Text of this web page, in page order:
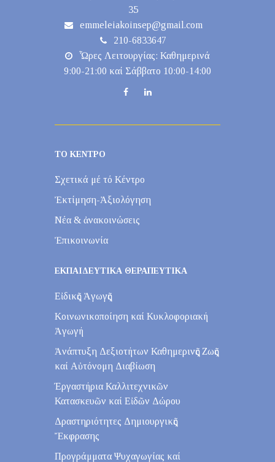
35
emmeleiakoinsep@gmail.com
210-6833647
Ὧρες Λειτουργίας: Καθημερινά
9:00-21:00 καί Σάββατο 10:00-14:00
ΤΟ ΚΕΝΤΡΟ
Σχετικά μέ τό Κέντρο
Ἐκτίμηση-Ἀξιολόγηση
Νέα & ἀνακοινώσεις
Ἐπικοινωνία
ΕΚΠΑΙΔΕΥΤΙΚΑ ΘΕΡΑΠΕΥΤΙΚΑ
Εἰδικῆς Ἀγωγῆς
Κοινωνικοποίηση καί Κυκλοφοριακή
Ἀγωγή
Ἀνάπτυξη Δεξιοτήτων Καθημερινῆς Ζωῆς
καί Αὐτόνομη Διαβίωση
Έργαστήρια Καλλιτεχνικῶν
Κατασκευῶν καί Εἰδῶν Δώρου
Δραστηριότητες Δημιουργικῆς
Ἔκφρασης
Προγράμματα Ψυχαγωγίας καί